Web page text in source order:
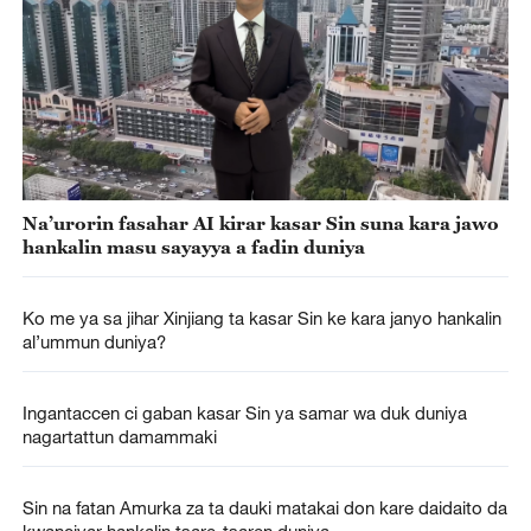
Na’urorin fasahar AI kirar kasar Sin suna kara jawo
hankalin masu sayayya a fadin duniya
Ko me ya sa jihar Xinjiang ta kasar Sin ke kara janyo hankalin
al’ummun duniya?
Ingantaccen ci gaban kasar Sin ya samar wa duk duniya
nagartattun damammaki
Sin na fatan Amurka za ta dauki matakai don kare daidaito da